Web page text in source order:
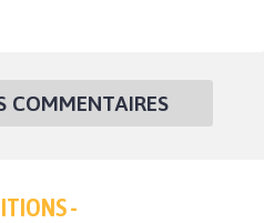
COMMENTAIRES
-